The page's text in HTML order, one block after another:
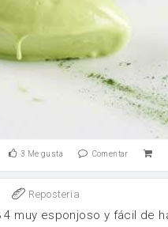
3 Me gusta Comentar
Reposteria
4 muy esponjoso y fácil de